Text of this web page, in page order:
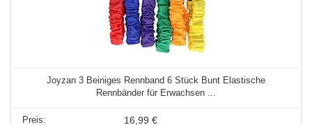
Joyzan 3 Beiniges Rennband 6 Stück Bunt Elastische
Rennbänder für Erwachsen ...
16,99 €